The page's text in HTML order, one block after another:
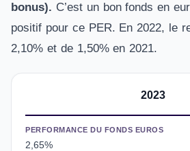
bonus). C’est un bon fonds en
positif pour ce PER. En 2022, le
2,10% et de 1,50% en 2021.
2023
PERFORMANCE DU FONDS EUROS
2,65%